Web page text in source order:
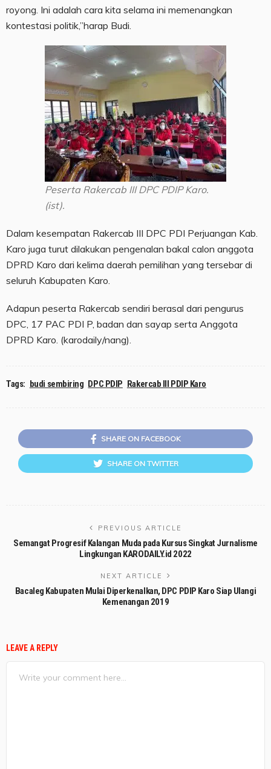
royong. Ini adalah cara kita selama ini memenangkan
kontestasi politik,”harap Budi.
Peserta Rakercab III DPC PDIP Karo.
(ist).
Dalam kesempatan Rakercab III DPC PDI Perjuangan Kab.
Karo juga turut dilakukan pengenalan bakal calon anggota
DPRD Karo dari kelima daerah pemilihan yang tersebar di
seluruh Kabupaten Karo.
Adapun peserta Rakercab sendiri berasal dari pengurus
DPC, 17 PAC PDI P, badan dan sayap serta Anggota
DPRD Karo. (karodaily/nang).
Tags: budi sembiring DPC PDIP Rakercab III PDIP Karo
SHARE ON FACEBOOK
SHARE ON TWITTER
PREVIOUS ARTICLE
Semangat Progresif Kalangan Muda pada Kursus Singkat Jurnalisme
Lingkungan KARODAILY.id 2022
NEXT ARTICLE
Bacaleg Kabupaten Mulai Diperkenalkan, DPC PDIP Karo Siap Ulangi
Kemenangan 2019
LEAVE A REPLY